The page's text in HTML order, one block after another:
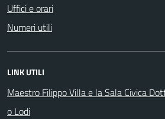
Uffici e orari
Numeri utili
LINK UTILI
Maestro Filippo Villa e la Sala Civica
o Lodi